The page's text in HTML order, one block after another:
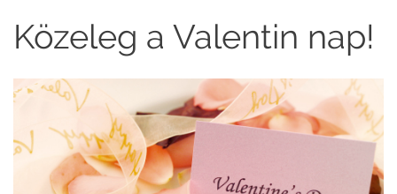
Közeleg a Valentin nap!